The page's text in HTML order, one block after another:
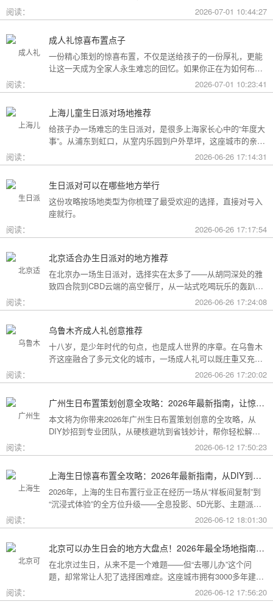
用构成参考，你可以看看哪种更贴合自己的情况。
阅读： 2026-07-01 10:44:27
成人礼惊喜布置点子
一份精心策划的惊喜布置，不仅是送给孩子的一份厚礼，更能
让这一天成为全家人永生难忘的回忆。如果你正在为如何布置
而头疼，不妨收下这份成人礼惊喜布置全攻略，从主题风格到
细节创意，帮你打造一场仪式感爆棚的成年盛典。
阅读： 2026-07-01 10:23:41
上海儿童生日派对场地推荐
给孩子办一场难忘的生日派对，是很多上海家长心中的“年度大
事”。从浦东到虹口，从室内乐园到户外草坪，这座城市的亲子
友好型场地选择越来越丰富。不过场地多了，选择也成了难
题。这份攻略按类型为你盘点了上海热门的儿童生日派对场
阅读： 2026-06-26 17:14:31
生日派对可以在哪些地方举行
这份攻略按场地类型为你梳理了最受欢迎的选择，直接对号入
座就行。
阅读：
2026-06-26 17:17:54
北京适合办生日派对的地方推荐
在北京办一场生日派对，选择实在太多了——从胡同深处的雅
致四合院到CBD云端的高空餐厅，从一站式吃喝玩乐的轰趴别
墅到充满野趣的京郊草坪。为了让你快速找到最心仪的那一
个，我把不同类型的场地分好了类，直接对号入座就行。
阅读： 2026-06-26 17:24:08
乌鲁木齐成人礼创意推荐
十八岁，是少年时代的句点，也是成人世界的序章。在乌鲁木
齐这座融合了多元文化的城市，一场成人礼可以既庄重又充满
创意。这份攻略为你梳理了从传统仪式到现代派对的多种可
能，希望能帮你找到最独特的那一种。
阅读： 2026-06-26 17:20:02
广州生日布置策划创意全攻略：2026年最新指南，让惊喜成为最难忘的记忆
本文将为你带来2026年广州生日布置策划创意的全攻略，从
DIY妙招到专业团队，从硬核避坑到省钱妙计，帮你轻松解锁
阅读： 2026-06-12 17:50:23
上海生日惊喜布置全攻略：2026年最新指南，从DIY到专业策划一站搞定
2026年，上海的生日布置行业正在经历一场从“样板间复制”到
“沉浸式体验”的全方位升级——全息投影、5D光影、主题派对
套餐层出不穷。本文将为你带来上海生日惊喜布置的2026年最
新全攻略，从低成本DIY到高端定制，从惊喜创意到趋势解
阅读： 2026-06-12 18:01:30
北京可以办生日会的地方大盘点！2026年最全场地指南，总有一款适合你
在北京过生日，从来不是一个难题——但“去哪儿办”这个问
题，却常常让人犯了选择困难症。这座城市拥有3000多年建城
史，既有恢弘大气的皇家园林、典雅别致的胡同四合院，也有
摩登时尚的CBD高空餐厅、融合传统与现代的潮人打卡地。无
阅读： 2026-06-12 17:56:20